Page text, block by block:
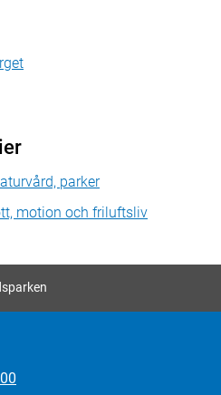
parker
motion och friluftsliv